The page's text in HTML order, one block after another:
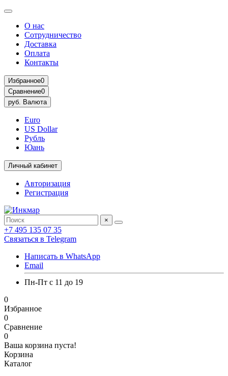
О нас
Сотрудничество
Доставка
Оплата
Контакты
Избранное0
Сравнение0
руб. Валюта
Euro
US Dollar
Рубль
Юань
Личный кабинет
Авторизация
Регистрация
×
+7 495 135 07 35
Связаться в Telegram
Написать в WhatsApp
Email
Пн-Пт с 11 до 19
0
Избранное
0
Сравнение
0
Ваша корзина пуста!
Корзина
Каталог